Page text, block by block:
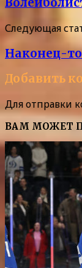
Следующая
Наконец-то
Добавить
Для отправки
ВАМ МОЖЕТ